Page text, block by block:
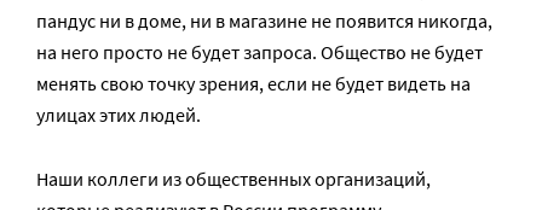
пандус ни в доме, ни в магазине не появится никогда,
на него просто не будет запроса. Общество не будет
менять свою точку зрения, если не будет видеть на
улицах этих людей.
Наши коллеги из общественных организаций,